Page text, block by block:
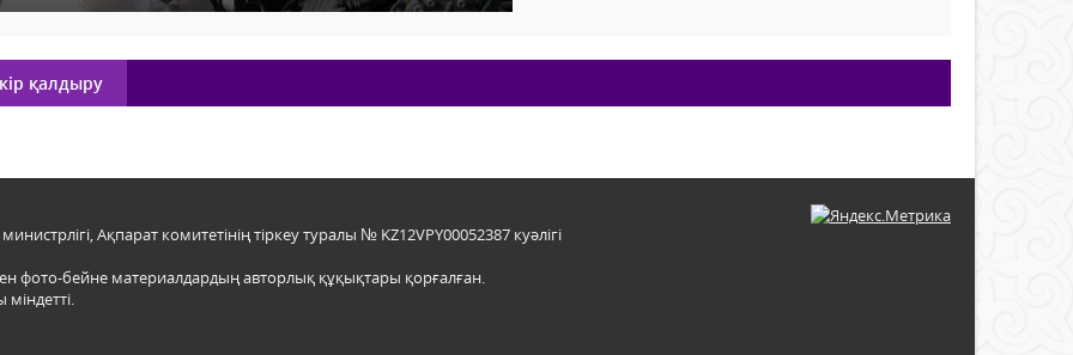
қалдыру
Ақпарат комитетінің тіркеу туралы № KZ12VPY00052387 куәлігі
фото-бейне материалдардың авторлық құқықтары қорғалған.